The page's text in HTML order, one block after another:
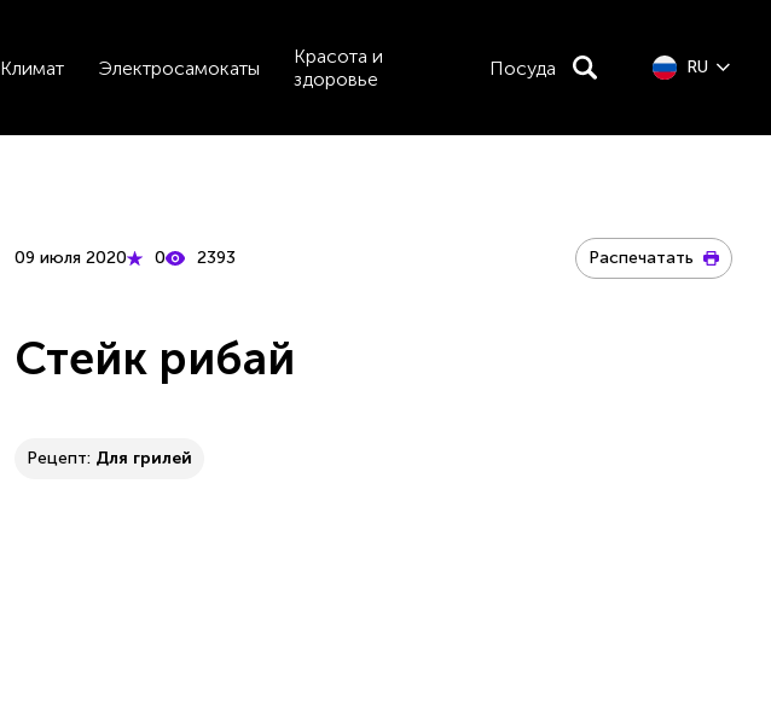
Климат Электросамокаты
Красота и
здоровье
Посуда RU
09 июля 2020 0 2393 Распечатать
Стейк рибай
Рецепт: Для грилей